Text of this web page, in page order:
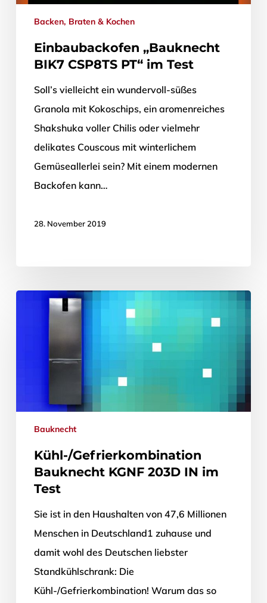
Backen, Braten & Kochen
Einbaubackofen „Bauknecht
BIK7 CSP8TS PT“ im Test
Soll’s vielleicht ein wundervoll-süßes
Granola mit Kokoschips, ein aromenreiches
Shakshuka voller Chilis oder vielmehr
delikates Couscous mit winterlichem
Gemüseallerlei sein? Mit einem modernen
Backofen kann…
28. November 2019
Bauknecht
Kühl-/Gefrierkombination
Bauknecht KGNF 203D IN im
Test
Sie ist in den Haushalten von 47,6 Millionen
Menschen in Deutschland1 zuhause und
damit wohl des Deutschen liebster
Standkühlschrank: Die
Kühl-/Gefrierkombination! Warum das so